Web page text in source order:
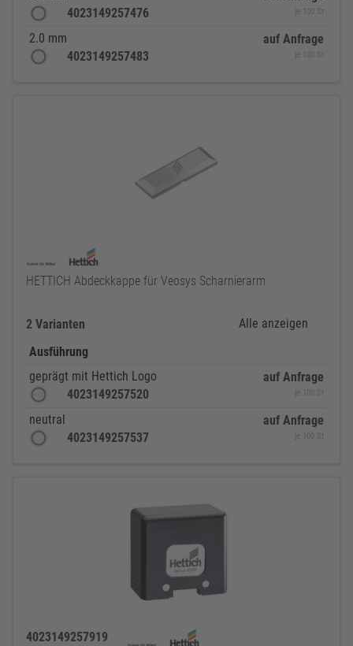
4023149257476
je 100 St
2.0 mm
4023149257483
auf Anfrage
je 100 St
HETTICH Abdeckkappe für Veosys Scharnierarm
2 Varianten
Alle anzeigen
Ausführung
geprägt mit Hettich Logo
4023149257520
auf Anfrage
je 100 St
neutral
4023149257537
auf Anfrage
je 100 St
4023149257919